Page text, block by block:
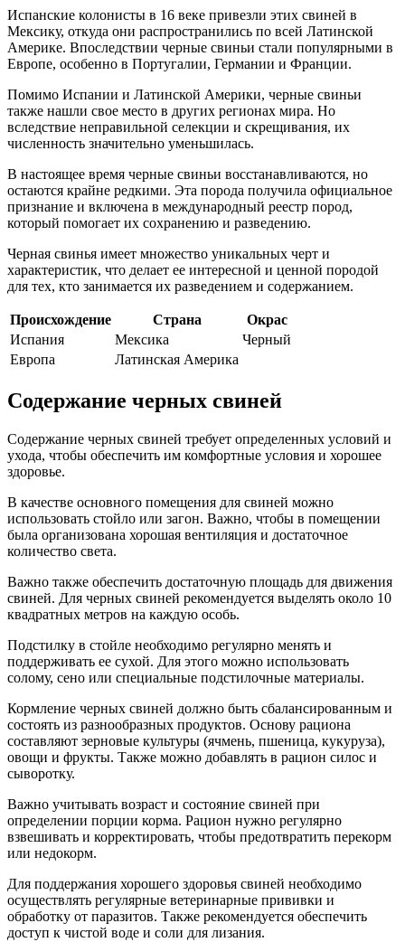
Испанские колонисты в 16 веке привезли этих свиней в
Мексику, откуда они распространились по всей Латинской
Америке. Впоследствии черные свиньи стали популярными в
Европе, особенно в Португалии, Германии и Франции.
Помимо Испании и Латинской Америки, черные свиньи
также нашли свое место в других регионах мира. Но
вследствие неправильной селекции и скрещивания, их
численность значительно уменьшилась.
В настоящее время черные свиньи восстанавливаются, но
остаются крайне редкими. Эта порода получила официальное
признание и включена в международный реестр пород,
который помогает их сохранению и разведению.
Черная свинья имеет множество уникальных черт и
характеристик, что делает ее интересной и ценной породой
для тех, кто занимается их разведением и содержанием.
Происхождение Страна
Окрас
Испания
Мексика
Черный
Европа
Латинская Америка
Содержание черных свиней
Содержание черных свиней требует определенных условий и
ухода, чтобы обеспечить им комфортные условия и хорошее
здоровье.
В качестве основного помещения для свиней можно
использовать стойло или загон. Важно, чтобы в помещении
была организована хорошая вентиляция и достаточное
количество света.
Важно также обеспечить достаточную площадь для движения
свиней. Для черных свиней рекомендуется выделять около 10
квадратных метров на каждую особь.
Подстилку в стойле необходимо регулярно менять и
поддерживать ее сухой. Для этого можно использовать
солому, сено или специальные подстилочные материалы.
Кормление черных свиней должно быть сбалансированным и
состоять из разнообразных продуктов. Основу рациона
составляют зерновые культуры (ячмень, пшеница, кукуруза),
овощи и фрукты. Также можно добавлять в рацион силос и
сыворотку.
Важно учитывать возраст и состояние свиней при
определении порции корма. Рацион нужно регулярно
взвешивать и корректировать, чтобы предотвратить перекорм
или недокорм.
Для поддержания хорошего здоровья свиней необходимо
осуществлять регулярные ветеринарные прививки и
обработку от паразитов. Также рекомендуется обеспечить
доступ к чистой воде и соли для лизания.